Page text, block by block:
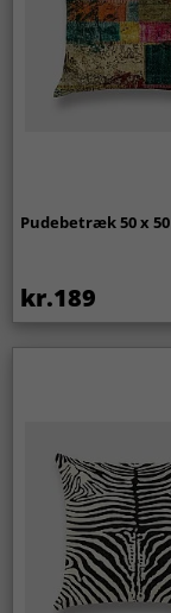
Pudebetræk 50 x
kr.189